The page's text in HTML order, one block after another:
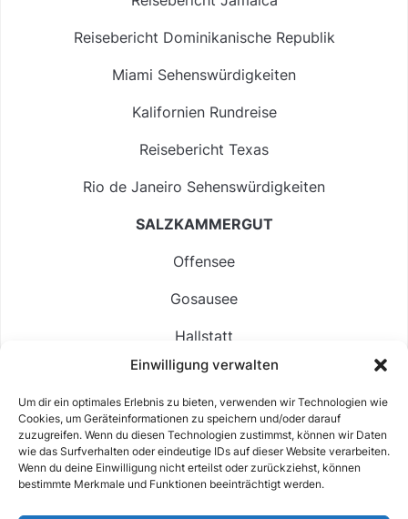
Einwilligung verwalten
Um dir ein optimales Erlebnis zu bieten, verwenden wir Technologien wie
Cookies, um Geräteinformationen zu speichern und/oder darauf
zuzugreifen. Wenn du diesen Technologien zustimmst, können wir Daten
wie das Surfverhalten oder eindeutige IDs auf dieser Website verarbeiten.
Wenn du deine Einwilligung nicht erteilst oder zurückziehst, können
bestimmte Merkmale und Funktionen beeinträchtigt werden.
Reisebericht Dominikanische Republik
Miami Sehenswürdigkeiten
Kalifornien Rundreise
Reisebericht Texas
Rio de Janeiro Sehenswürdigkeiten
SALZKAMMERGUT
Offensee
Gosausee
Hallstatt
Langbathsee
Altausseer See
Hintersee